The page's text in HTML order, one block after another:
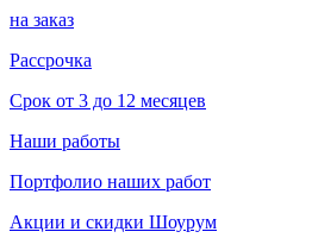
на заказ
Рассрочка
Срок от 3 до 12 месяцев
Наши работы
Портфолио наших работ
Акции и скидки Шоурум